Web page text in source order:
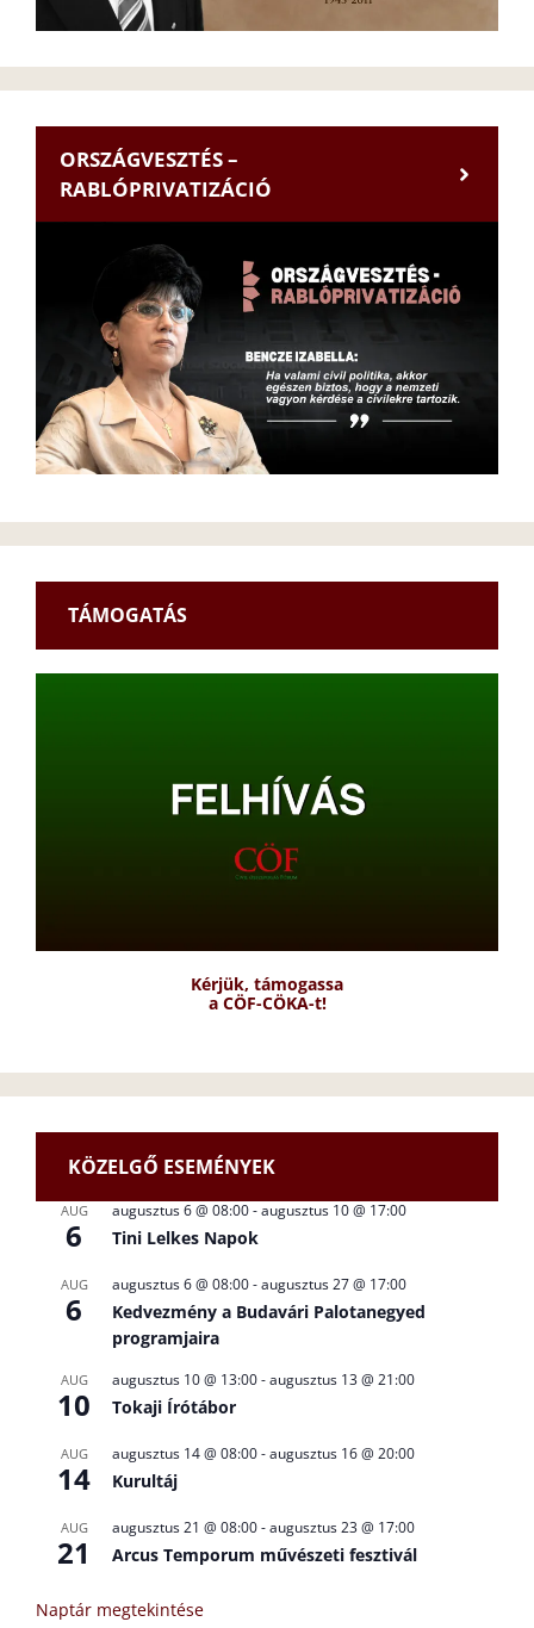
ORSZÁGVESZTÉS –
RABLÓPRIVATIZÁCIÓ
TÁMOGATÁS
Kérjük, támogassa
a CÖF-CÖKA-t!
KÖZELGŐ ESEMÉNYEK
AUG
6
augusztus 6 @ 08:00-augusztus 10 @ 17:00
Tini Lelkes Napok
AUG
6
augusztus 6 @ 08:00-augusztus 27 @ 17:00
Kedvezmény a Budavári Palotanegyed
programjaira
AUG
10
augusztus 10 @ 13:00-augusztus 13 @ 21:00
Tokaji Írótábor
AUG
14
augusztus 14 @ 08:00-augusztus 16 @ 20:00
Kurultáj
AUG
21
augusztus 21 @ 08:00-augusztus 23 @ 17:00
Arcus Temporum művészeti fesztivál
Naptár megtekintése